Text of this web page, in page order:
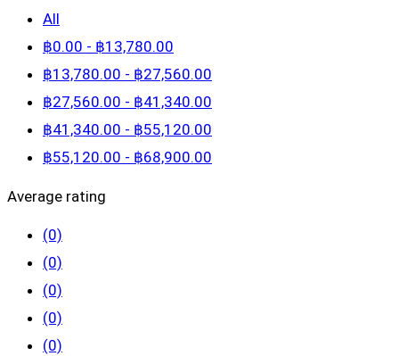
All
฿0.00 - ฿13,780.00
฿13,780.00 - ฿27,560.00
฿27,560.00 - ฿41,340.00
฿41,340.00 - ฿55,120.00
฿55,120.00 - ฿68,900.00
Average rating
(0)
(0)
(0)
(0)
(0)